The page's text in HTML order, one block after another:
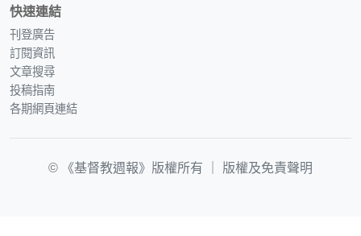
快速連結
刊登廣告
訂閱資訊
文章搜尋
投稿指南
各期網頁連結
© 《基督教週報》版權所有 ｜ 版權及免責聲明